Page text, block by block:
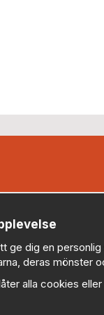
0914)
ge dig en
deras mönster
alla cookies